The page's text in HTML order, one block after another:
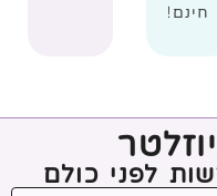
חינם!
לפני כולם